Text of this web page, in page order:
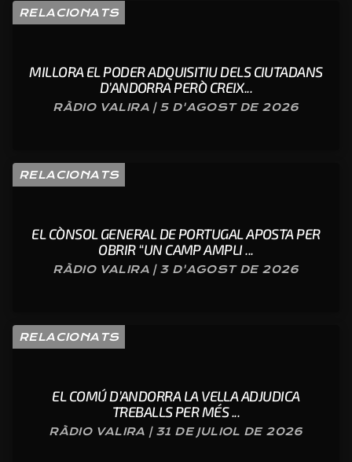
RELACIONATS
MILLORA EL PODER ADQUISITIU DELS CIUTADANS
D’ANDORRA PERÒ CREIX...
RÀDIO VALIRA | 5 D'AGOST DE 2026
RELACIONATS
EL CÒNSOL GENERAL DE PORTUGAL APOSTA PER
OBRIR “UN CAMP AMPLI ...
RÀDIO VALIRA | 3 D'AGOST DE 2026
RELACIONATS
EL COMÚ D’ANDORRA LA VELLA ADJUDICA
TREBALLS PER MÉS ...
RÀDIO VALIRA | 31 DE JULIOL DE 2026